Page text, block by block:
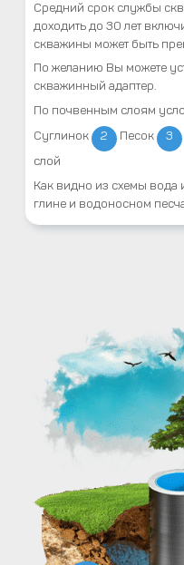
Средний срок службы
доходить до 30 лет
скважины может быть
По желанию Вы можете
скважинный адаптер.
По почвенным слоям
Суглинок
2 Песок 3
слой
Как видно из схемы вода
глине и водоносном